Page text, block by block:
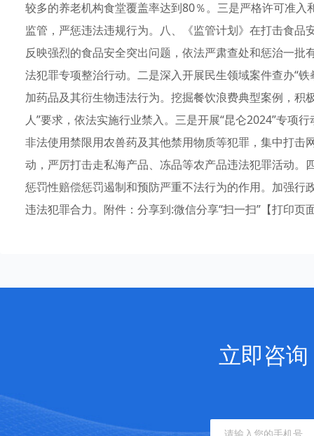
较多的养老机构食堂覆盖率达到80％。三是严格许可准
监管，严惩违法违规行为。八、《监管计划》在打击食
反映强烈的食品安全突出问题，依法严肃查处和惩治一
法犯罪专项整治行动。二是深入开展民生领域案件查办“
加药品及其衍生物违法行为。挖掘餐饮浪费典型案例，积
人”要求，依法实施行业禁入。三是开展“昆仑2024”专项
非法使用禁限用农兽药及其他禁用物质等犯罪，集中打击
动，严厉打击走私海产品、冻品等农产品违法犯罪活动
惩罚性赔偿惩罚遏制和预防严重不法行为的作用。加强
违法犯罪合力。附件：分享到:微信分享“扫一扫”【打印页
立即咨